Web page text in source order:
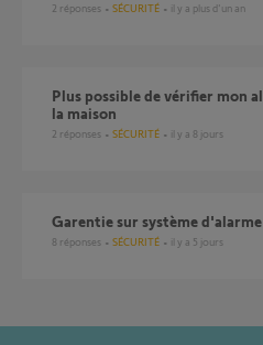
2 réponses SÉCURITÉ il y a plus d'un an
Plus possible de vérifier mon alarme quand je ne suis pas à
la maison
2 réponses SÉCURITÉ il y a 8 jours
Garentie sur système d'alarme
8 réponses SÉCURITÉ il y a 5 jours